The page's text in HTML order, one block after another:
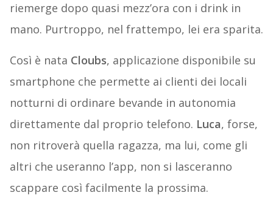
riemerge dopo quasi mezz’ora con i drink in
mano. Purtroppo, nel frattempo, lei era sparita.
Così è nata Cloubs, applicazione disponibile su
smartphone che permette ai clienti dei locali
notturni di ordinare bevande in autonomia
direttamente dal proprio telefono. Luca, forse,
non ritroverà quella ragazza, ma lui, come gli
altri che useranno l’app, non si lasceranno
scappare così facilmente la prossima.